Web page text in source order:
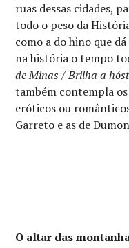
ruas dessas cidades,
todo o peso da
como a do hino que
na história o tempo
de Minas / Brilha a
também contempla
eróticos ou
Garreto e as de
O altar das